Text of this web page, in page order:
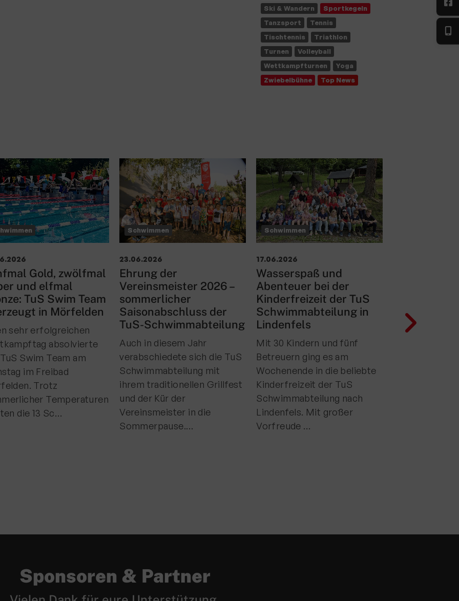
Ski & Wandern
Sportkegeln
Tanzsport
Tennis
Tischtennis
Triathlon
Turnen
Volleyball
Wettkampfturnen
Yoga
Zwiebelbühne
Top News
Gold, zwölfmal
und elfmal
TuS Swim Team
in Mörfelden
sehr erfolgreichen
absolvierte
Swim Team am
im Freibad
Trotz
Temperaturen
die 13 Sc…
Schwimmen
23.06.2026
Ehrung der
Vereinsmeister 2026 –
sommerlicher
Saisonabschluss der
TuS-Schwimmabteilung
Auch in diesem Jahr
verabschiedete sich die TuS
Schwimmabteilung mit
ihrem traditionellen Grillfest
und der Kür der
Vereinsmeister in die
Sommerpause.…
Schwimmen
17.06.2026
Wasserspaß und
Abenteuer bei der
Kinderfreizeit der TuS
Schwimmabteilung in
Lindenfels
Mit 30 Kindern und fünf
Betreuern ging es am
Wochenende in die beliebte
Kinderfreizeit der TuS
Schwimmabteilung nach
Lindenfels. Mit großer
Vorfreude …
Darmstadt
Die
Sponsoren & Partner